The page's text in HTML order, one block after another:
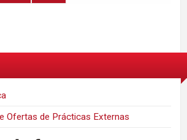
Ofertas de Prácticas Externas